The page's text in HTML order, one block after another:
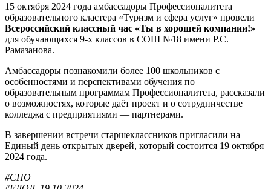
15 октября 2024 года амбассадоры Профессионалитета
образовательного кластера «Туризм и сфера услуг» провели
Всероссийский классный час «Ты в хорошей компании!»
для обучающихся 9-х классов в СОШ №18 имени Р.С.
Рамазанова.
Амбассадоры познакомили более 100 школьников с
особенностями и перспективами обучения по
образовательным программам Профессионалитета, рассказали
о возможностях, которые даёт проект и о сотрудничестве
колледжа с предприятиями — партнерами.
В завершении встречи старшеклассников пригласили на
Единый день открытых дверей, который состоится 19 октября
2024 года.
#СПО